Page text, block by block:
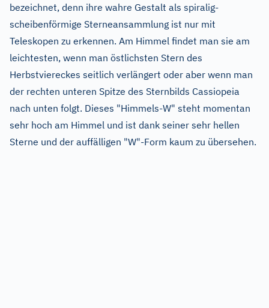
bezeichnet, denn ihre wahre Gestalt als spiralig-
scheibenförmige Sterneansammlung ist nur mit
Teleskopen zu erkennen. Am Himmel findet man sie am
leichtesten, wenn man östlichsten Stern des
Herbstviereckes seitlich verlängert oder aber wenn man
der rechten unteren Spitze des Sternbilds Cassiopeia
nach unten folgt. Dieses "Himmels-W" steht momentan
sehr hoch am Himmel und ist dank seiner sehr hellen
Sterne und der auffälligen "W"-Form kaum zu übersehen.